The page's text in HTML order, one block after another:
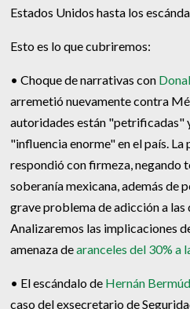
Estados Unidos hasta los
Esto es lo que cubriremos:
• Choque de narrativas con
arremetió nuevamente contra
autoridades están "petrificadas"
"influencia enorme" en el país. La
respondió con firmeza, negando
soberanía mexicana, además de
grave problema de adicción a las
Analizaremos las implicaciones
amenaza dearanceles del 30% a
• El escándalo de Hernán
caso del exsecretario de